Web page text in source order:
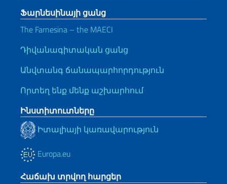
Ֆարնեսինայի ցանց
The Farnesina – the MAECI
Դիվանագիտական ցանց
Անվտանգ ճանապարհորդություն
Որտեղ ենք մենք աշխարհում
Ինստիտուտները
Իտալիայի կառավարություն
Europa.eu
Հաճախ տրվող հարցեր